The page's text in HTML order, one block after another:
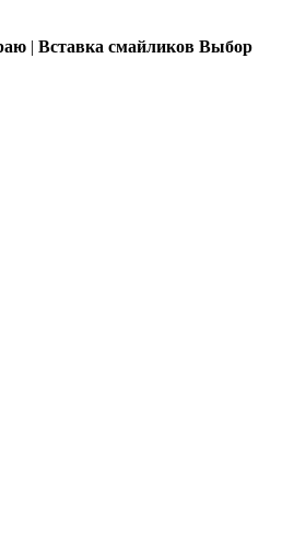
| Вставка смайликов Выбор